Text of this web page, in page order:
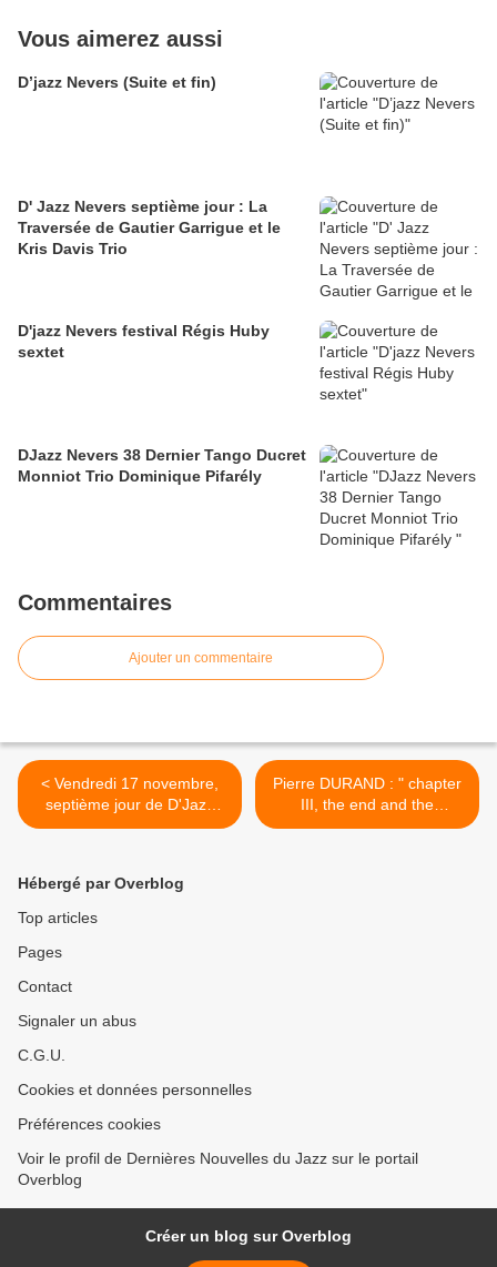
Vous aimerez aussi
D’jazz Nevers (Suite et fin)
D' Jazz Nevers septième jour : La
Traversée de Gautier Garrigue et le
Kris Davis Trio
D'jazz Nevers festival Régis Huby
sextet
DJazz Nevers 38 Dernier Tango Ducret
Monniot Trio Dominique Pifarély
Commentaires
Ajouter un commentaire
< Vendredi 17 novembre,
septième jour de D'Jazz
Nevers.
Pierre DURAND : " chapter
III, the end and the
begining" >
Hébergé par Overblog
Top articles
Pages
Contact
Signaler un abus
C.G.U.
Cookies et données personnelles
Préférences cookies
Voir le profil de Dernières Nouvelles du Jazz sur le portail
Overblog
Créer un blog sur Overblog